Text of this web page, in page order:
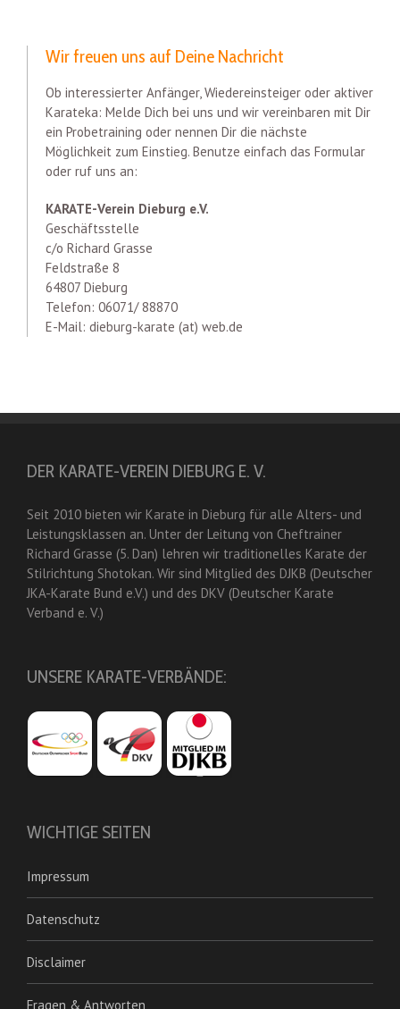
Wir freuen uns auf Deine Nachricht
Ob interessierter Anfänger, Wiedereinsteiger oder aktiver
Karateka: Melde Dich bei uns und wir vereinbaren mit Dir
ein Probetraining oder nennen Dir die nächste
Möglichkeit zum Einstieg. Benutze einfach das Formular
oder ruf uns an:
KARATE-Verein Dieburg e.V.
Geschäftsstelle
c/o Richard Grasse
Feldstraße 8
64807 Dieburg
Telefon: 06071/ 88870
E-Mail: dieburg-karate (at) web.de
DER KARATE-VEREIN DIEBURG E. V.
Seit 2010 bieten wir Karate in Dieburg für alle Alters- und
Leistungsklassen an. Unter der Leitung von Cheftrainer
Richard Grasse (5. Dan) lehren wir traditionelles Karate der
Stilrichtung Shotokan. Wir sind Mitglied des DJKB (Deutscher
JKA-Karate Bund e.V.) und des DKV (Deutscher Karate
Verband e. V.)
UNSERE KARATE-VERBÄNDE:
WICHTIGE SEITEN
Impressum
Datenschutz
Disclaimer
Fragen & Antworten